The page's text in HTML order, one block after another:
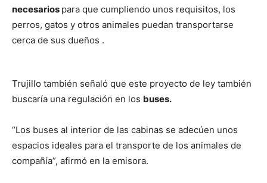
necesarios para que cumpliendo unos requisitos, los
perros, gatos y otros animales puedan transportarse
cerca de sus dueños .
Trujillo también señaló que este proyecto de ley también
buscaría una regulación en los buses.
“Los buses al interior de las cabinas se adecúen unos
espacios ideales para el transporte de los animales de
compañía”, afirmó en la emisora.